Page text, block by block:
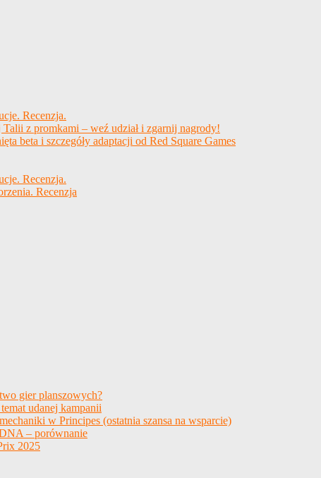
Recenzja.
z promkami – weź udział i zgarnij nagrody!
beta i szczegóły adaptacji od Red Square Games
Recenzja.
Recenzja
gier planszowych?
udanej kampanii
w Principes (ostatnia szansa na wsparcie)
– porównanie
2025